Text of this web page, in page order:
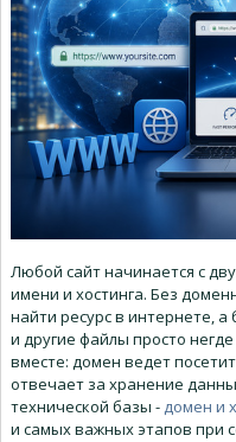
Любой сайт начинается с
имени и хостинга. Без
найти ресурс в интернете,
и другие файлы просто
вместе: домен ведет
отвечает за хранение
технической базы - домен и
и самых важных этапов при